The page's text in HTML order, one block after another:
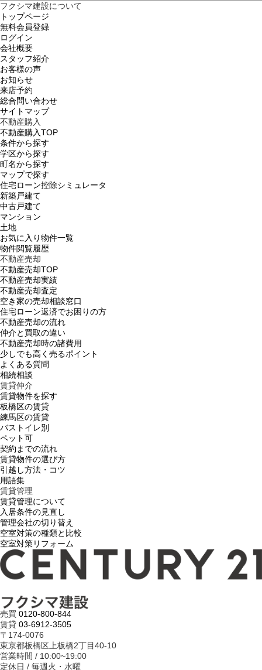
フクシマ建設について
トップページ
無料会員登録
ログイン
会社概要
スタッフ紹介
お客様の声
お知らせ
来店予約
総合問い合わせ
サイトマップ
不動産購入
不動産購入TOP
条件から探す
学区から探す
町名から探す
マップで探す
住宅ローン控除シミュレータ
新築戸建て
中古戸建て
マンション
土地
お気に入り物件一覧
物件閲覧履歴
不動産売却
不動産売却TOP
不動産売却実績
不動産売却査定
空き家の売却相談窓口
住宅ローン返済でお困りの方
不動産売却の流れ
仲介と買取の違い
不動産売却時の諸費用
少しでも高く売るポイント
よくある質問
相続相談
賃貸仲介
賃貸物件を探す
板橋区の賃貸
練馬区の賃貸
バストイレ別
ペット可
契約までの流れ
賃貸物件の選び方
引越し方法・コツ
用語集
賃貸管理
賃貸管理について
入居条件の見直し
管理会社の切り替え
空室対策の種類と比較
空室対策リフォーム
売買 0120-800-844
賃貸 03-6912-3505
〒174-0076
東京都板橋区上板橋2丁目40-10
営業時間 / 10:00~19:00
定休日 / 毎週火・水曜